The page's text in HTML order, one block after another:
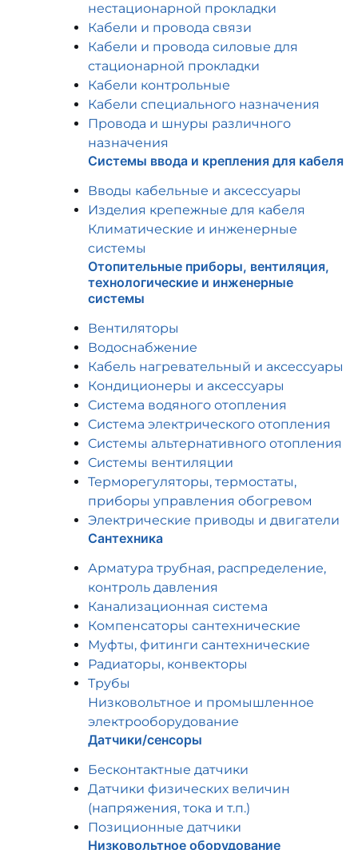
нестационарной прокладки
Кабели и провода связи
Кабели и провода силовые для
стационарной прокладки
Кабели контрольные
Кабели специального назначения
Провода и шнуры различного
назначения
Системы ввода и крепления для кабеля
Вводы кабельные и аксессуары
Изделия крепежные для кабеля
Климатические и инженерные
системы
Отопительные приборы, вентиляция,
технологические и инженерные
системы
Вентиляторы
Водоснабжение
Кабель нагревательный и аксессуары
Кондиционеры и аксессуары
Система водяного отопления
Система электрического отопления
Системы альтернативного отопления
Системы вентиляции
Терморегуляторы, термостаты,
приборы управления обогревом
Электрические приводы и двигатели
Сантехника
Арматура трубная, распределение,
контроль давления
Канализационная система
Компенсаторы сантехнические
Муфты, фитинги сантехнические
Радиаторы, конвекторы
Трубы
Низковольтное и промышленное
электрооборудование
Датчики/сенсоры
Бесконтактные датчики
Датчики физических величин
(напряжения, тока и т.п.)
Позиционные датчики
Низковольтное оборудование